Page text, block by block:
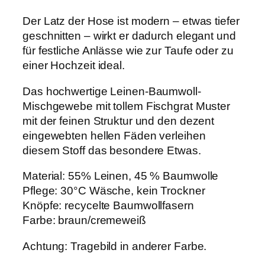
-
L
a
t
z
o
e
s
c
w
r
z
/
w
e
ß
Der Latz der Hose ist modern – etwas tiefer
geschnitten – wirkt er dadurch elegant und
für festliche Anlässe wie zur Taufe oder zu
einer Hochzeit ideal.
Das hochwertige Leinen-Baumwoll-
Mischgewebe mit tollem Fischgrat Muster
mit der feinen Struktur und den dezent
eingewebten hellen Fäden verleihen
diesem Stoff das besondere Etwas.
Material: 55% Leinen, 45 % Baumwolle
Pflege: 30°C Wäsche, kein Trockner
Knöpfe: recycelte Baumwollfasern
Farbe: braun/cremeweiß
Achtung: Tragebild in anderer Farbe.